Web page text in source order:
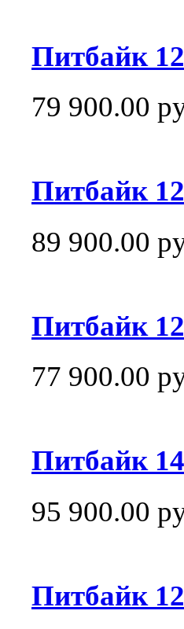
Питбайк
79 900.00
Питбайк
89 900.00
Питбайк
77 900.00
Питбайк
95 900.00
Питбайк